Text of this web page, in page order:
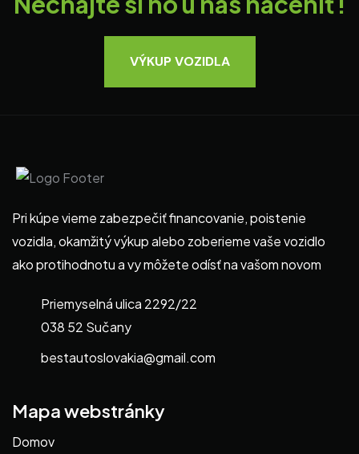
VÝKUP VOZIDLA
Pri kúpe vieme zabezpečiť financovanie, poistenie
vozidla, okamžitý výkup alebo zoberieme vaše vozidlo
ako protihodnotu a vy môžete odísť na vašom novom
Priemyselná ulica 2292/22
038 52 Sučany
bestautoslovakia@gmail.com
Mapa webstránky
Domov